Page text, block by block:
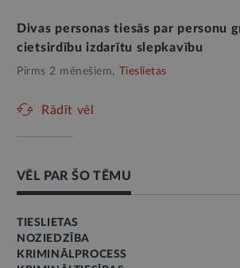
Divas personas tiesās par personu
cietsirdību izdarītu slepkavību
Pirms 2 mēnešiem, Tieslietas
Rādīt vēl
VĒL PAR ŠO TĒMU
TIESLIETAS
NOZIEDZĪBA
KRIMINĀLPROCESS